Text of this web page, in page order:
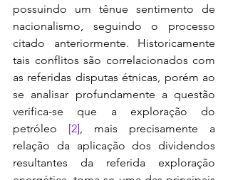
possuindo um tênue sentimento de
nacionalismo, seguindo o processo
citado anteriormente. Historicamente
tais conflitos são correlacionados com
as referidas disputas étnicas, porém ao
se analisar profundamente a questão
verifica-se que a exploração do
petróleo [2], mais precisamente a
relação da aplicação dos dividendos
resultantes da referida exploração